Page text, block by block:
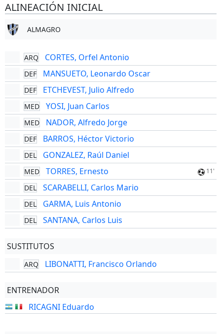
ALINEACIÓN INICIAL
ALMAGRO
ARQ CORTES, Orfel Antonio
DEF MANSUETO, Leonardo Oscar
DEF ETCHEVEST, Julio Alfredo
MED YOSI, Juan Carlos
MED NADOR, Alfredo Jorge
DEF BARROS, Héctor Victorio
DEL GONZALEZ, Raúl Daniel
MED TORRES, Ernesto 11'
DEL SCARABELLI, Carlos Mario
DEL GARMA, Luis Antonio
DEL SANTANA, Carlos Luis
SUSTITUTOS
ARQ LIBONATTI, Francisco Orlando
ENTRENADOR
RICAGNI Eduardo